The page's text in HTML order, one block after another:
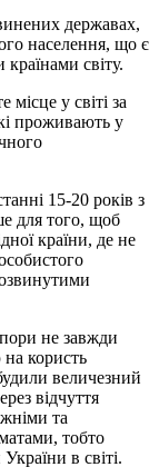
державах,
населення, що є
світу.
у світі за
проживають у
15-20 років з
для того, щоб
країни, де не
не завжди
на користь
величезний
відчуття
та
тобто
в світі.